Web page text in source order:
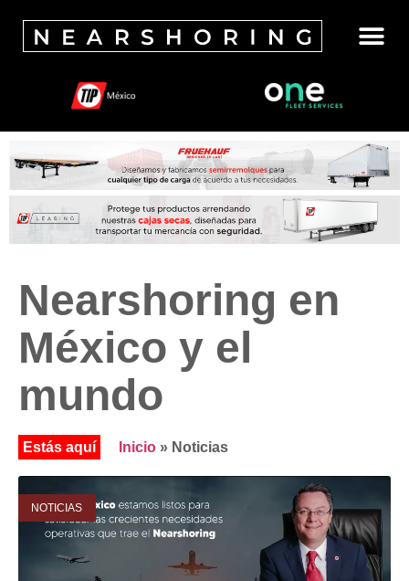
Nearshoring en
México y el
mundo
Inicio » Noticias
NOTICIAS